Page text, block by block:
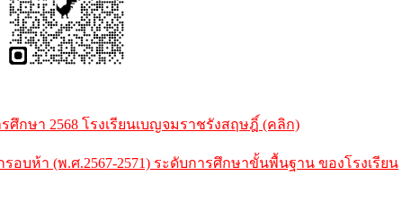
ศึกษา 2568 โรงเรียนเบญจมราชรังสฤษฎิ์ (คลิก)
บห้า (พ.ศ.2567-2571) ระดับการศึกษาขั้นพื้นฐาน ของโรงเรียน